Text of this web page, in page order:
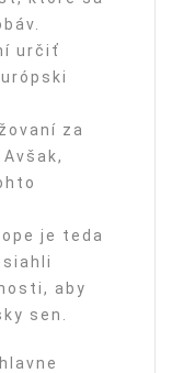
určiť
za
je teda
aby
sen.